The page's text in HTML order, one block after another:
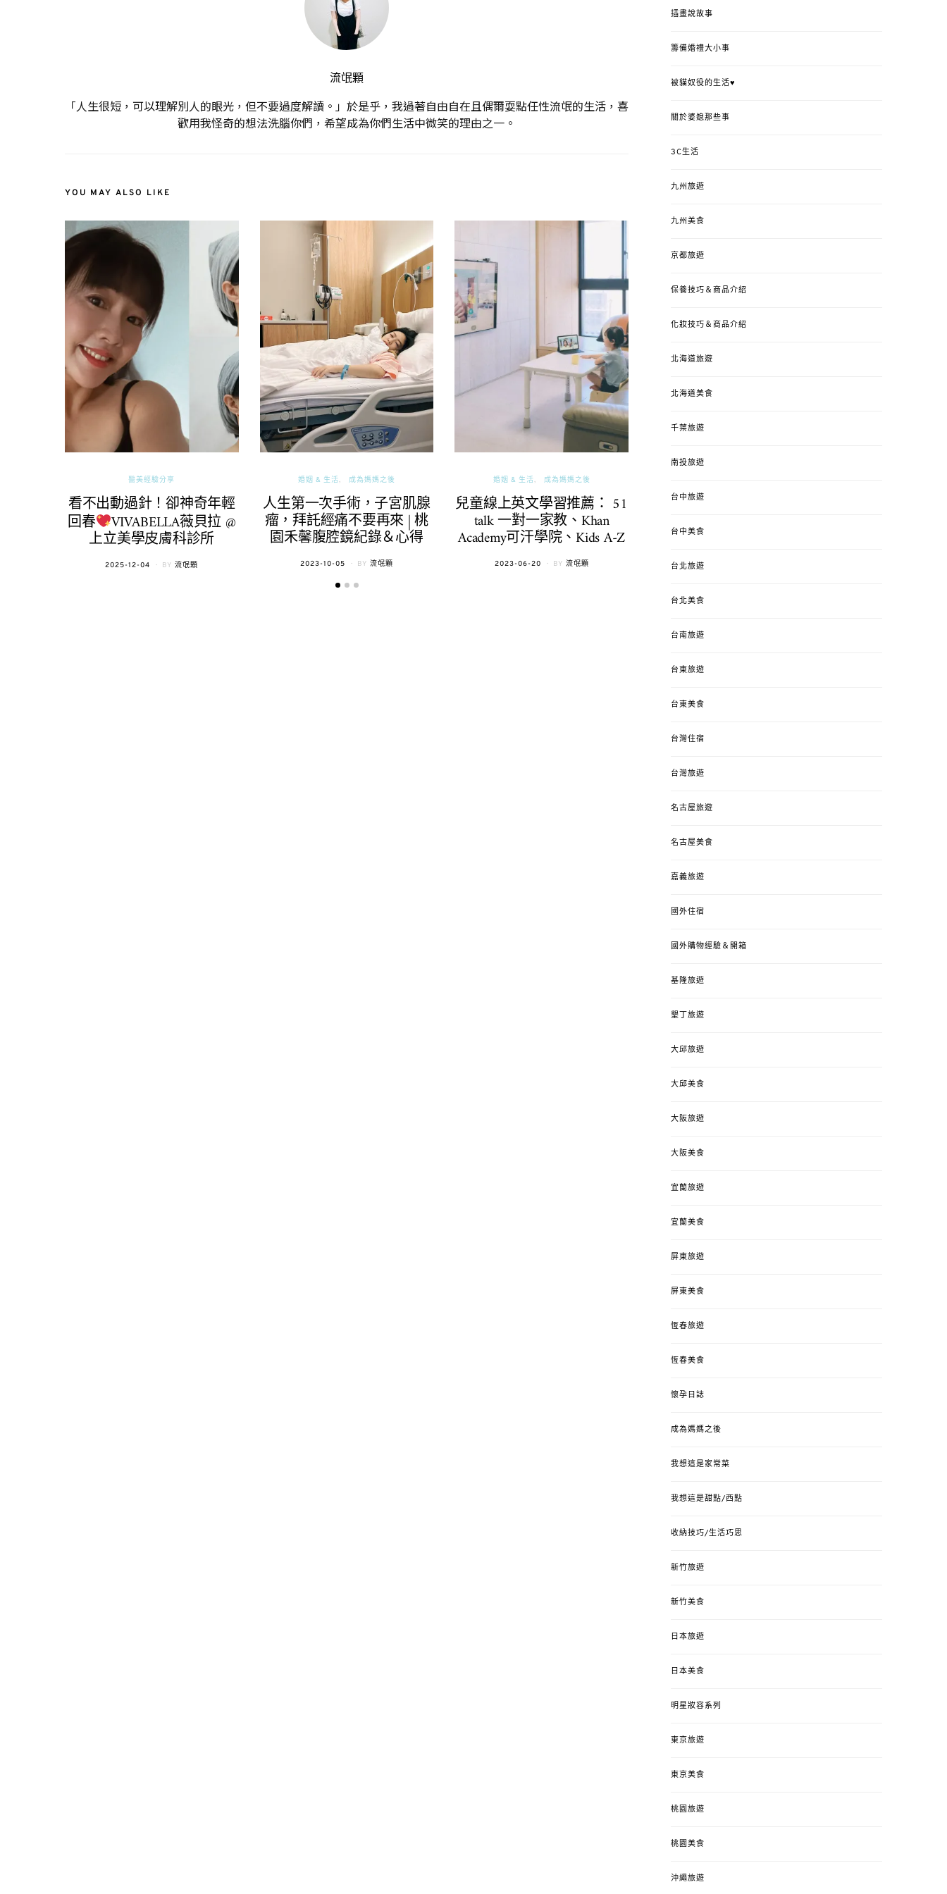
流氓顆
「人生很短，可以理解別人的眼光，但不要過度解讀。」於是乎，我過著自由自在且偶爾耍點任性流氓的生活，喜
歡用我怪奇的想法洗腦你們，希望成為你們生活中微笑的理由之一。
YOU MAY ALSO LIKE
醫美經驗分享
看不出動過針！卻神奇年輕
回春 VIVABELLA薇貝拉 @
上立美學皮膚科診所
POSTED
2025-12-04 BY 流氓顆
婚姻 & 生活 成為媽媽之後
人生第一次手術，子宮肌腺
瘤，拜託經痛不要再來 | 桃
園禾馨腹腔鏡紀錄＆心得
POSTED
2023-10-05 BY 流氓顆
婚姻 & 生活 成為媽媽之後
兒童線上英文學習推薦： 51
talk 一對一家教、Khan
Academy可汗學院、Kids A-Z
POSTED
2023-06-20 BY 流氓顆
4y3m ：視力檢查、練習犯
錯、認識華德福
插畫說故事
籌備婚禮大小事
被貓奴役的生活♥
關於婆媳那些事
3C生活
九州旅遊
九州美食
京都旅遊
保養技巧＆商品介紹
化妝技巧＆商品介紹
北海道旅遊
北海道美食
千葉旅遊
南投旅遊
台中旅遊
台中美食
台北旅遊
台北美食
台南旅遊
台東旅遊
台東美食
台灣住宿
台灣旅遊
名古屋旅遊
名古屋美食
嘉義旅遊
國外住宿
國外購物經驗＆開箱
基隆旅遊
墾丁旅遊
大邱旅遊
大邱美食
大阪旅遊
大阪美食
宜蘭旅遊
宜蘭美食
屏東旅遊
屏東美食
恆春旅遊
恆春美食
懷孕日誌
成為媽媽之後
我想這是家常菜
我想這是甜點/西點
收納技巧/生活巧思
新竹旅遊
新竹美食
日本旅遊
日本美食
明星妝容系列
東京旅遊
東京美食
桃園旅遊
桃園美食
沖繩旅遊